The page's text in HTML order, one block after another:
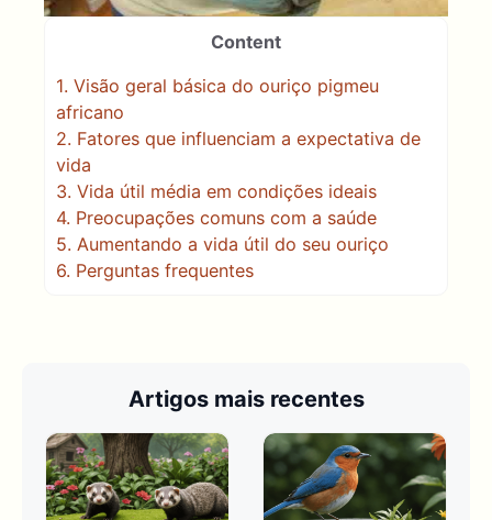
Content
1. Visão geral básica do ouriço pigmeu
africano
2. Fatores que influenciam a expectativa de
vida
3. Vida útil média em condições ideais
4. Preocupações comuns com a saúde
5. Aumentando a vida útil do seu ouriço
6. Perguntas frequentes
Artigos mais recentes